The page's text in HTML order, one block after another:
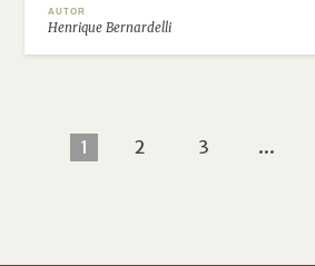
AUTOR
Henrique Bernardelli
1 2 3 ...